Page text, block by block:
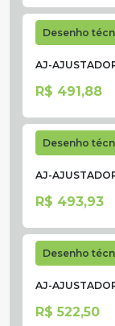
Desenho
AJ-
R$ 491,88
Desenho
AJ-
R$ 493,93
Desenho
AJ-
R$ 522,50